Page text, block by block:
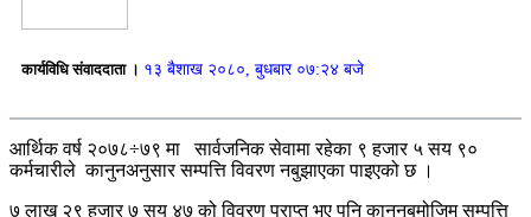
कार्यविधि संवाददाता । १३ बैशाख २०८०, बुधबार ०७:२४ बजे
आर्थिक वर्ष २०७८÷७९ मा सार्वजनिक सेवामा रहेका ९ हजार ५ सय ९०
कर्मचारीले कानुनअनुसार सम्पत्ति विवरण नबुझाएका पाइएको छ ।
७ लाख २९ हजार ७ सय ४७ को विवरण प्राप्त भए पनि कानुनबमोजिम सम्पत्ति